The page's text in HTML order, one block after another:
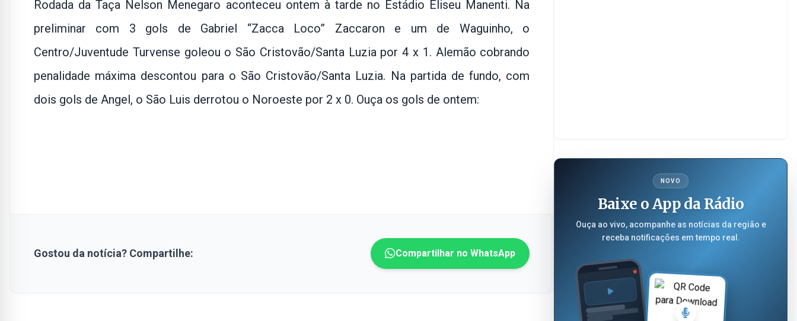
Rodada da Taça Nelson Menegaro aconteceu ontem à tarde no Estádio Eliseu Manenti. Na
preliminar com 3 gols de Gabriel “Zacca Loco” Zaccaron e um de Waguinho, o
Centro/Juventude Turvense goleou o São Cristovão/Santa Luzia por 4 x 1. Alemão cobrando
penalidade máxima descontou para o São Cristovão/Santa Luzia. Na partida de fundo, com
dois gols de Angel, o São Luis derrotou o Noroeste por 2 x 0. Ouça os gols de ontem:
Gostou da notícia? Compartilhe: Compartilhar no WhatsApp
NOVO
Baixe o App da Rádio
Ouça ao vivo, acompanhe as notícias da região e
receba notificações em tempo real.